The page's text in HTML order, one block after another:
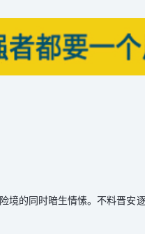
的同时暗生情愫。不料晋安